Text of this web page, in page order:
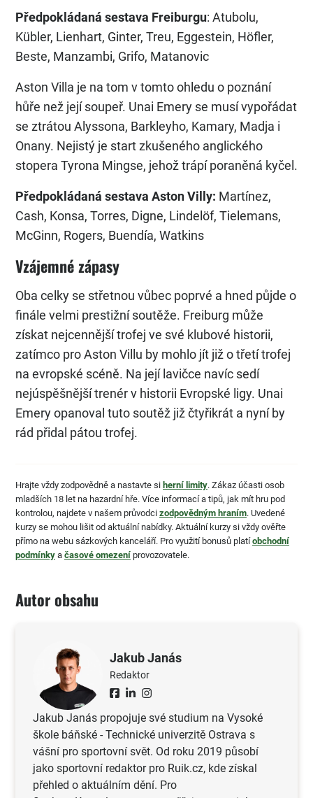
Předpokládaná sestava Freiburgu: Atubolu,
Kübler, Lienhart, Ginter, Treu, Eggestein, Höfler,
Beste, Manzambi, Grifo, Matanovic
Aston Villa je na tom v tomto ohledu o poznání
hůře než její soupeř. Unai Emery se musí vypořádat
se ztrátou Alyssona, Barkleyho, Kamary, Madja i
Onany. Nejistý je start zkušeného anglického
stopera Tyrona Mingse, jehož trápí poraněná kyčel.
Předpokládaná sestava Aston Villy: Martínez,
Cash, Konsa, Torres, Digne, Lindelöf, Tielemans,
McGinn, Rogers, Buendía, Watkins
Vzájemné zápasy
Oba celky se střetnou vůbec poprvé a hned půjde o
finále velmi prestižní soutěže. Freiburg může
získat nejcennější trofej ve své klubové historii,
zatímco pro Aston Villu by mohlo jít již o třetí trofej
na evropské scéně. Na její lavičce navíc sedí
nejúspěšnější trenér v historii Evropské ligy. Unai
Emery opanoval tuto soutěž již čtyřikrát a nyní by
rád přidal pátou trofej.
Hrajte vždy zodpovědně a nastavte si herní limity. Zákaz účasti osob
mladších 18 let na hazardní hře. Více informací a tipů, jak mít hru pod
kontrolou, najdete v našem průvodci zodpovědným hraním. Uvedené
kurzy se mohou lišit od aktuální nabídky. Aktuální kurzy si vždy ověřte
přímo na webu sázkových kanceláří. Pro využití bonusů platíobchodní
podmínky a časové omezení provozovatele.
Autor obsahu
Jakub Janás
Redaktor
Jakub Janás propojuje své studium na Vysoké
škole báňské - Technické univerzitě Ostrava s
vášní pro sportovní svět. Od roku 2019 působí
jako sportovní redaktor pro Ruik.cz, kde získal
přehled o aktuálním dění. Pro